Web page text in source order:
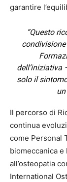
garantire
“Questo
dell’iniziativa
solo il
Il percorso di
continua
come Personal
biomeccanica
all’osteopatia
International